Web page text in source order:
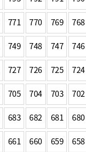
771 770 769 768
749 748 747 746
727 726 725 724
705 704 703 702
683 682 681 680
661 660 659 658